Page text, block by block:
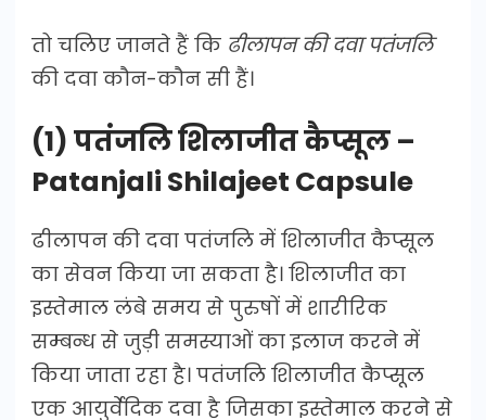
तो चलिए जानते हैं कि ढीलापन की दवा पतंजलि
की दवा कौन-कौन सी हैं।
(1) पतंजलि शिलाजीत कैप्सूल –
Patanjali Shilajeet Capsule
ढीलापन की दवा पतंजलि में शिलाजीत कैप्सूल
का सेवन किया जा सकता है। शिलाजीत का
इस्तेमाल लंबे समय से पुरुषों में शारीरिक
सम्बन्ध से जुड़ी समस्याओं का इलाज करने में
किया जाता रहा है। पतंजलि शिलाजीत कैप्सूल
एक आयुर्वेदिक दवा है जिसका इस्तेमाल करने से